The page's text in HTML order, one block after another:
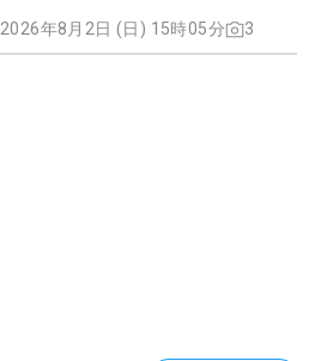
2026年8月2日 (日) 15時05分 3